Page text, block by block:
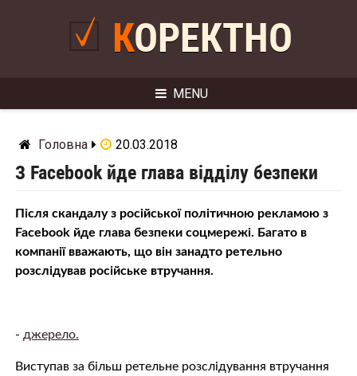
КОРЕКТНО
MENU
Головна 20.03.2018
З Facebook йде глава відділу безпеки
Після скандалу з російської політичною рекламою з
Facebook йде глава безпеки соцмережі. Багато в
компанії вважають, що він занадто ретельно
розслідував російське втручання.
- джерело.
Виступав за більш ретельне розслідування втручання